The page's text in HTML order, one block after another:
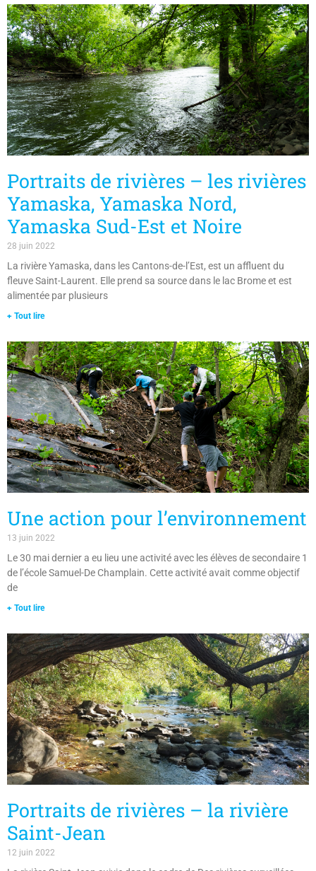
Portraits de rivières – les rivières
Yamaska, Yamaska Nord,
Yamaska Sud-Est et Noire
La rivière Yamaska, dans les Cantons-de-l’Est, est un affluent du
fleuve Saint-Laurent. Elle prend sa source dans le lac Brome et est
alimentée par plusieurs
Une action pour l’environnement
Le 30 mai dernier a eu lieu une activité avec les élèves de secondaire 1
de l’école Samuel-De Champlain. Cette activité avait comme objectif
de
Portraits de rivières – la rivière
Saint-Jean
La rivière Saint-Jean suivie dans le cadre de Des rivières surveillées,